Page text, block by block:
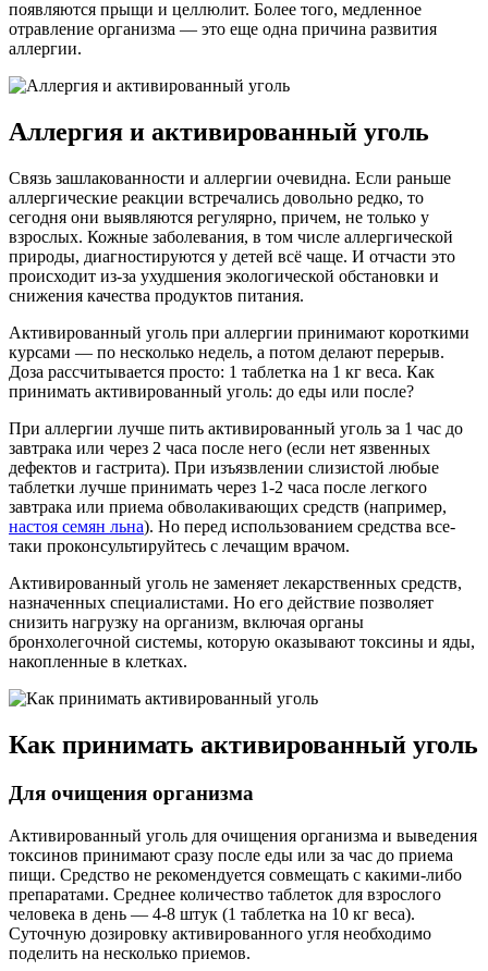
появляются прыщи и целлюлит. Более того, медленное
отравление организма — это еще одна причина развития
аллергии.
Аллергия и активированный уголь
Связь зашлакованности и аллергии очевидна. Если раньше
аллергические реакции встречались довольно редко, то
сегодня они выявляются регулярно, причем, не только у
взрослых. Кожные заболевания, в том числе аллергической
природы, диагностируются у детей всё чаще. И отчасти это
происходит из-за ухудшения экологической обстановки и
снижения качества продуктов питания.
Активированный уголь при аллергии принимают короткими
курсами — по несколько недель, а потом делают перерыв.
Доза рассчитывается просто: 1 таблетка на 1 кг веса. Как
принимать активированный уголь: до еды или после?
При аллергии лучше пить активированный уголь за 1 час до
завтрака или через 2 часа после него (если нет язвенных
дефектов и гастрита). При изъязвлении слизистой любые
таблетки лучше принимать через 1-2 часа после легкого
завтрака или приема обволакивающих средств (например,
настоя семян льна). Но перед использованием средства все-
таки проконсультируйтесь с лечащим врачом.
Активированный уголь не заменяет лекарственных средств,
назначенных специалистами. Но его действие позволяет
снизить нагрузку на организм, включая органы
бронхолегочной системы, которую оказывают токсины и яды,
накопленные в клетках.
Как принимать активированный уголь
Для очищения организма
Активированный уголь для очищения организма и выведения
токсинов принимают сразу после еды или за час до приема
пищи. Средство не рекомендуется совмещать с какими-либо
препаратами. Среднее количество таблеток для взрослого
человека в день — 4-8 штук (1 таблетка на 10 кг веса).
Суточную дозировку активированного угля необходимо
поделить на несколько приемов.